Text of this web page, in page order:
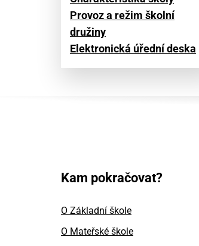
Provoz a režim školní
družiny
Elektronická úřední deska
Kam pokračovat?
O Základní škole
O Mateřské škole